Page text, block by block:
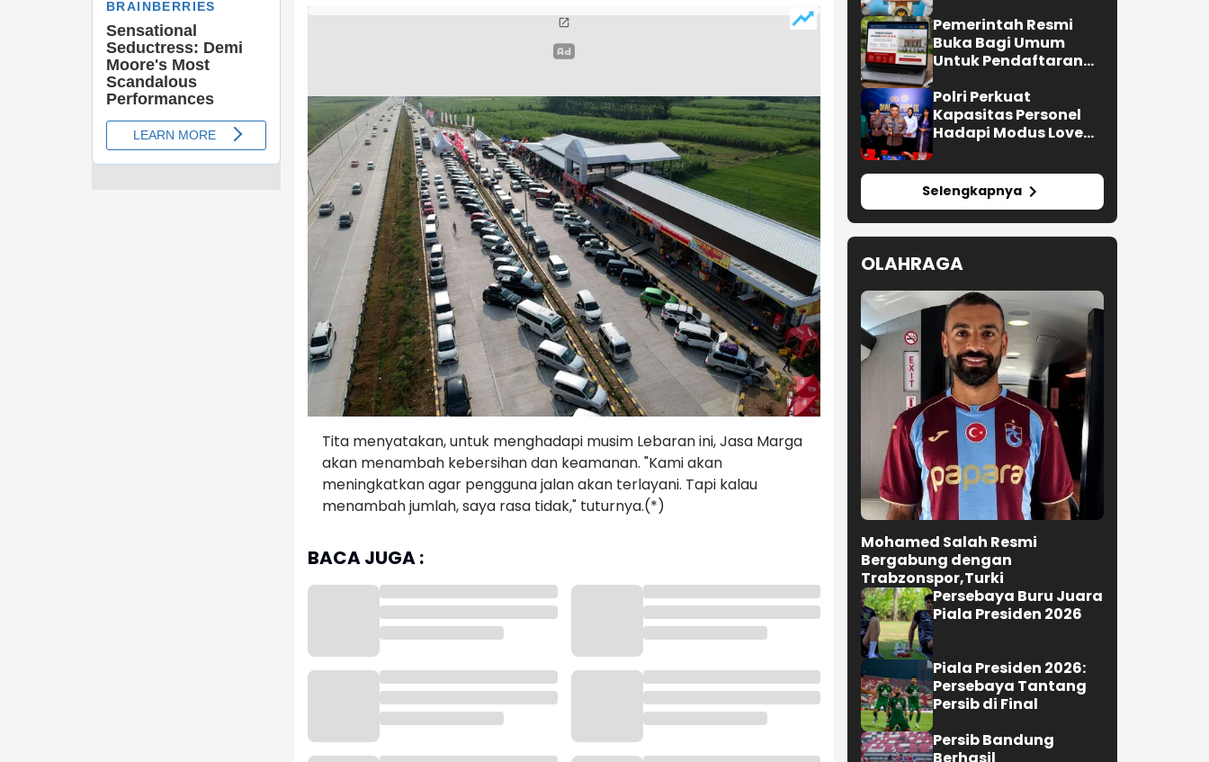
Tita menyatakan, untuk menghadapi musim Lebaran ini, Jasa Marga
akan menambah kebersihan dan keamanan. "Kami akan
meningkatkan agar pengguna jalan akan terlayani. Tapi kalau
menambah jumlah, saya rasa tidak," tuturnya.(*)
BACA JUGA :
SPPG
Pemerintah Resmi
Buka Bagi Umum
Untuk Pendaftaran
Polri Perkuat
Kapasitas Personel
Hadapi Modus Love
Selengkapnya
OLAHRAGA
Mohamed Salah Resmi
Bergabung dengan
Trabzonspor,Turki
Persebaya Buru Juara
Piala Presiden 2026
Piala Presiden 2026:
Persebaya Tantang
Persib di Final
Persib Bandung
Berhasil